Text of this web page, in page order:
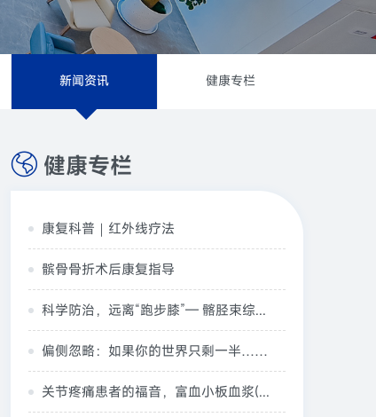
新闻资讯 健康专栏
健康专栏
康复科普｜红外线疗法
髌骨骨折术后康复指导
科学防治，远离“跑步膝”— 髂胫束综合征（ITBS）
偏侧忽略：如果你的世界只剩一半……
关节疼痛患者的福音，富血小板血浆(PRP)疗法已纳入医保